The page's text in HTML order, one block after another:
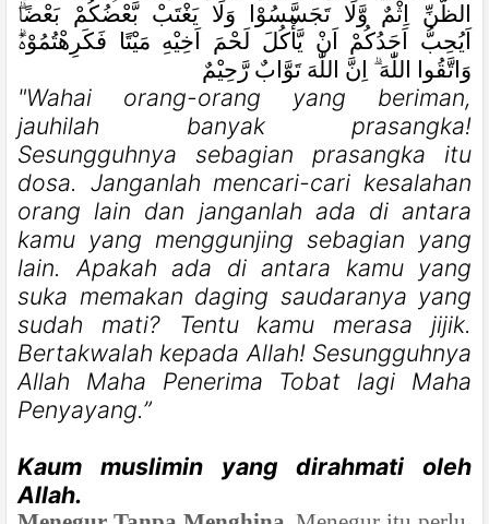
الظَّنِّ اِثْمٌ وَّلَا تَجَسَّسُوْا وَلَا يَغْتَبْ بَّعْضُكُمْ بَعْضًاۗ
اَيُحِبُّ اَحَدُكُمْ اَنْ يَّأْكُلَ لَحْمَ اَخِيْهِ مَيْتًا فَكَرِهْتُمُوْهُۗ
وَاتَّقُوا اللّٰهَ ۗ اِنَّ اللّٰهَ تَوَّابٌ رَّحِيْمٌ
"Wahai orang-orang yang beriman,
jauhilah banyak prasangka!
Sesungguhnya sebagian prasangka itu
dosa. Janganlah mencari-cari kesalahan
orang lain dan janganlah ada di antara
kamu yang menggunjing sebagian yang
lain. Apakah ada di antara kamu yang
suka memakan daging saudaranya yang
sudah mati? Tentu kamu merasa jijik.
Bertakwalah kepada Allah! Sesungguhnya
Allah Maha Penerima Tobat lagi Maha
Penyayang.”
Kaum muslimin yang dirahmati oleh
Allah.